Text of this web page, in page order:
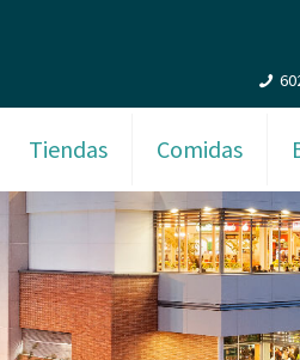
Tiendas Comidas